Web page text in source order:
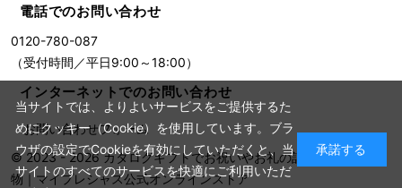
電話でのお問い合わせ
0120-780-087
（受付時間／平日9:00～18:00）
インターネットでのお問い合わせ
お問い合わせフォーム
© 2023 - 2026カタログギフトでお祝いやお礼の記念に残る贈り
物｜マイプレシャス公式オンラインストア
当サイトでは、よりよいサービスをご提供するた
めにクッキー（Cookie）を使用しています。ブラ
ウザの設定でCookieを有効にしていただくと、当
サイトのすべてのサービスを快適にご利用いただ
承諾する